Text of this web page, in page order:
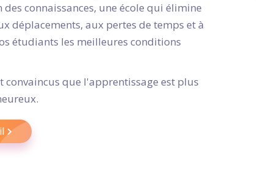
connaissances, une école qui élimine
déplacements, aux pertes de temps et à
étudiants les meilleures conditions
convaincus que l'apprentissage est plus